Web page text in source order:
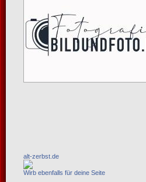
alt-zerbst.de
Wirb ebenfalls für deine Seite